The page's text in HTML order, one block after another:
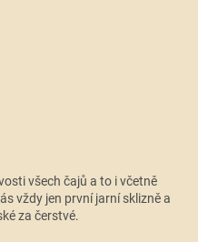
všech čajů a to i včetně
vždy jen první jarní sklizně a
za čerstvé.